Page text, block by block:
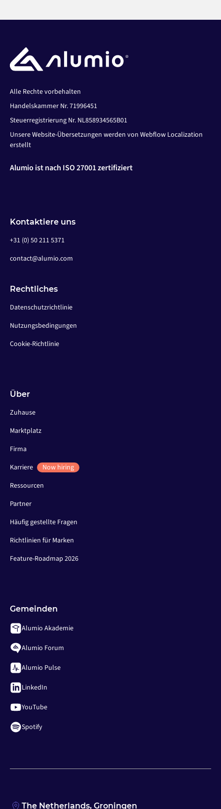
Alle Rechte vorbehalten
Handelskammer Nr. 71996451
Steuerregistrierung Nr. NL858934565B01
Unsere Website-Übersetzungen werden von Webflow Localization
erstellt
Alumio ist nach ISO 27001 zertifiziert
Kontaktiere uns
+31 (0) 50 211 5371
contact@alumio.com
Rechtliches
Datenschutzrichtlinie
Nutzungsbedingungen
Cookie-Richtlinie
Über
Zuhause
Marktplatz
Firma
Karriere
Now hiring
Ressourcen
Partner
Häufig gestellte Fragen
Richtlinien für Marken
Feature-Roadmap 2026
Gemeinden
Alumio Akademie
Alumio Forum
Alumio Pulse
LinkedIn
YouTube
Spotify
The Netherlands, Groningen